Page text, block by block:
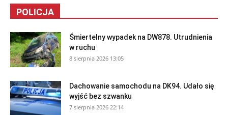
POLICJA
Śmiertelny wypadek na DW878. Utrudnienia
w ruchu
8 sierpnia 2026 13:05
Dachowanie samochodu na DK94. Udało się
wyjść bez szwanku
7 sierpnia 2026 22:14